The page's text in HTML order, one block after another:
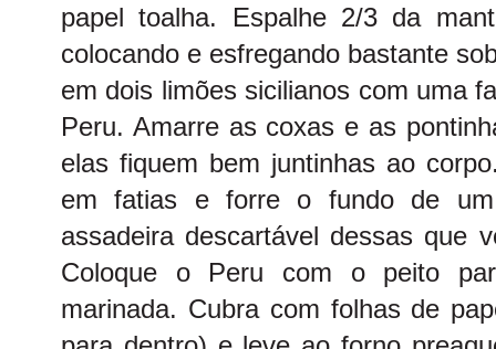
papel toalha. Espalhe 2/3 da
colocando e esfregando bastante
em dois limões sicilianos com uma
Peru. Amarre as coxas e as
elas fiquem bem juntinhas ao
em fatias e forre o fundo de
assadeira descartável dessas que
Coloque o Peru com o peito
marinada. Cubra com folhas de